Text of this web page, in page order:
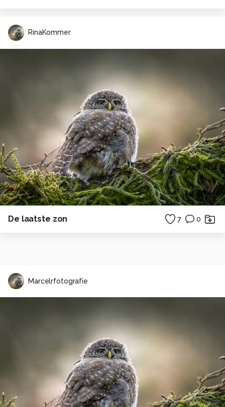
RinaKommer
De laatste zon 7 0
Marcelrfotografie